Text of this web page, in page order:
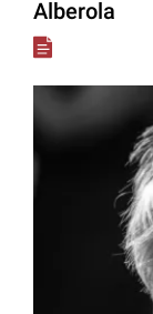
Alberola